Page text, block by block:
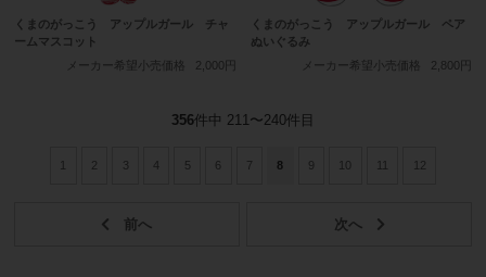
くまのがっこう アップルガール チャ
ームマスコット
メーカー希望小売価格
2,000円
くまのがっこう アップルガール ペア
ぬいぐるみ
メーカー希望小売価格
2,800円
356件中 211〜240件目
2 3 4 5 6 7 8 9 10 12